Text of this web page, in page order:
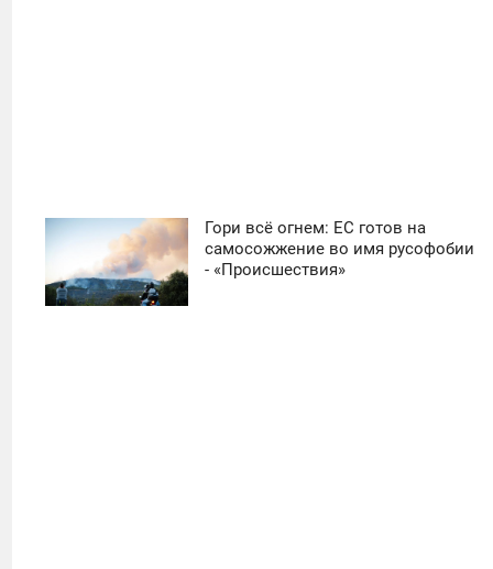
Гори всё огнем: ЕС готов на
самосожжение во имя русофобии
- «Происшествия»